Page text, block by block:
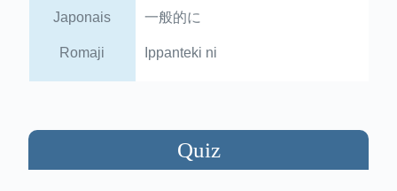
Japonais 一般的に
Romaji Ippanteki ni
Quiz